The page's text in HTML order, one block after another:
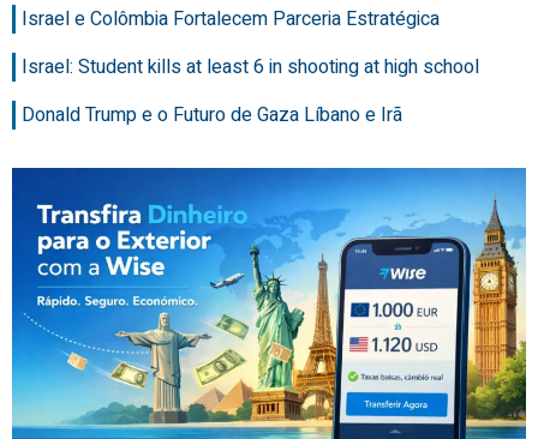
Israel e Colômbia Fortalecem Parceria Estratégica
Israel: Student kills at least 6 in shooting at high school
Donald Trump e o Futuro de Gaza Líbano e Irã